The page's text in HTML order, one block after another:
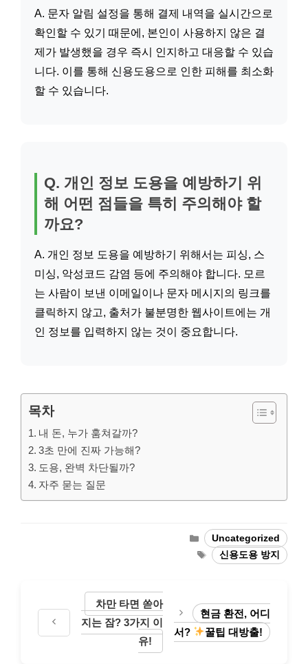
A. 문자 알림 설정을 통해 결제 내역을 실시간으로
확인할 수 있기 때문에, 본인이 사용하지 않은 결
제가 발생했을 경우 즉시 인지하고 대응할 수 있습
니다. 이를 통해 신용도용으로 인한 피해를 최소화
할 수 있습니다.
Q. 개인 정보 도용을 예방하기 위
해 어떤 점들을 특히 주의해야 할
까요?
A. 개인 정보 도용을 예방하기 위해서는 피싱, 스
미싱, 악성코드 감염 등에 주의해야 합니다. 모르
는 사람이 보낸 이메일이나 문자 메시지의 링크를
클릭하지 않고, 출처가 불분명한 웹사이트에는 개
인 정보를 입력하지 않는 것이 중요합니다.
목차
내 돈, 누가 훔쳐갈까?
3초 만에 진짜 가능해?
도용, 완벽 차단될까?
자주 묻는 질문
Categories
Uncategorized
Tags
신용도용 방지
차만 타면 쏟아
지는 잠? 3가지 이
유!
현금 환전, 어디
서?
꿀팁 대방출!